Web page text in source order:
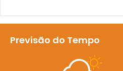
Previsão do Tempo